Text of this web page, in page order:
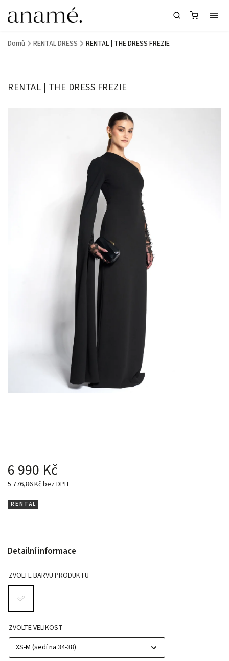
Domů / RENTAL DRESS / RENTAL | THE DRESS FREZIE
RENTAL | THE DRESS FREZIE
6 990 Kč
5 776,86 Kč bez DPH
Detailní informace
R E N T A L
ZVOLTE BARVU PRODUKTU
ZVOLTE VELIKOST